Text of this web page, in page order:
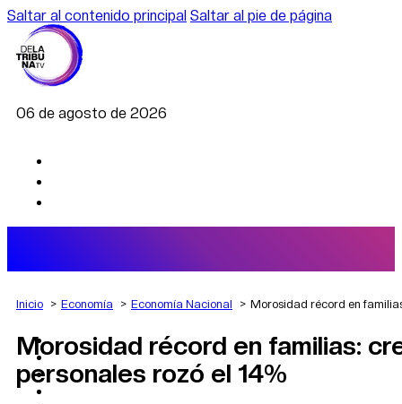
Saltar al contenido principal Saltar al pie de página
06 de agosto de 2026
AGRO
DEPORTES
ECONOMÍA
Inicio Economía Economía Nacional Morosidad récord en
Morosidad récord en familias:
personales rozó el 14%